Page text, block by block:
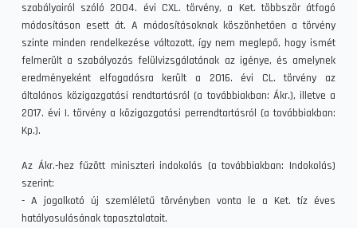
szabályairól szóló 2004. évi CXL. törvény, a Ket. többször átfogó
módosításon esett át. A módosításoknak köszönhetően a törvény
szinte minden rendelkezése változott, így nem meglepő, hogy ismét
felmerült a szabályozás felülvizsgálatának az igénye, és amelynek
eredményeként elfogadásra került a 2016. évi CL. törvény az
általános közigazgatási rendtartásról (a továbbiakban: Ákr.), illetve a
2017. évi I. törvény a közigazgatási perrendtartásról (a továbbiakban:
Kp.).
Az Ákr.-hez fűzött miniszteri indokolás (a továbbiakban: Indokolás)
szerint:
- A jogalkotó új szemléletű törvényben vonta le a Ket. tíz éves
hatályosulásának tapasztalatait.